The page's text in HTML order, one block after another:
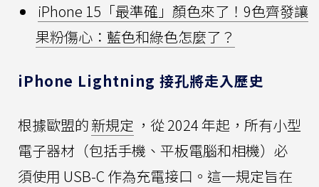
iPhone 15「最準確」顏色來了！9色齊發讓
果粉傷心：藍色和綠色怎麼了？
iPhone Lightning 接孔將走入歷史
根據歐盟的新規定 ，從 2024 年起，所有小型
電子器材（包括手機、平板電腦和相機）必
須使用 USB-C 作為充電接口。這一規定旨在